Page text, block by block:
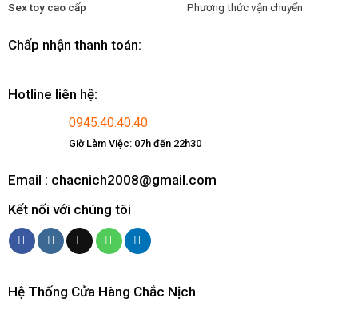
Sex toy cao cấp Phương thức vận chuyển
Chấp nhận thanh toán:
Hotline liên hệ:
0945.40.40.40
Giờ Làm Việc: 07h đến 22h30
Email : chacnich2008@gmail.com
Kết nối với chúng tôi
Hệ Thống Cửa Hàng Chắc Nịch